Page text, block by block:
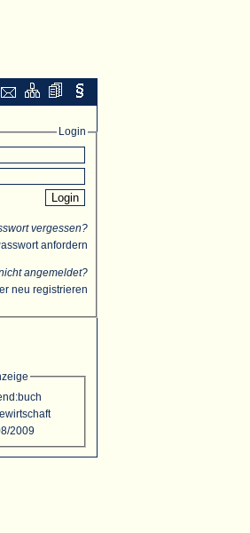
Login
vergessen?
anfordern
angemeldet?
neu registrieren